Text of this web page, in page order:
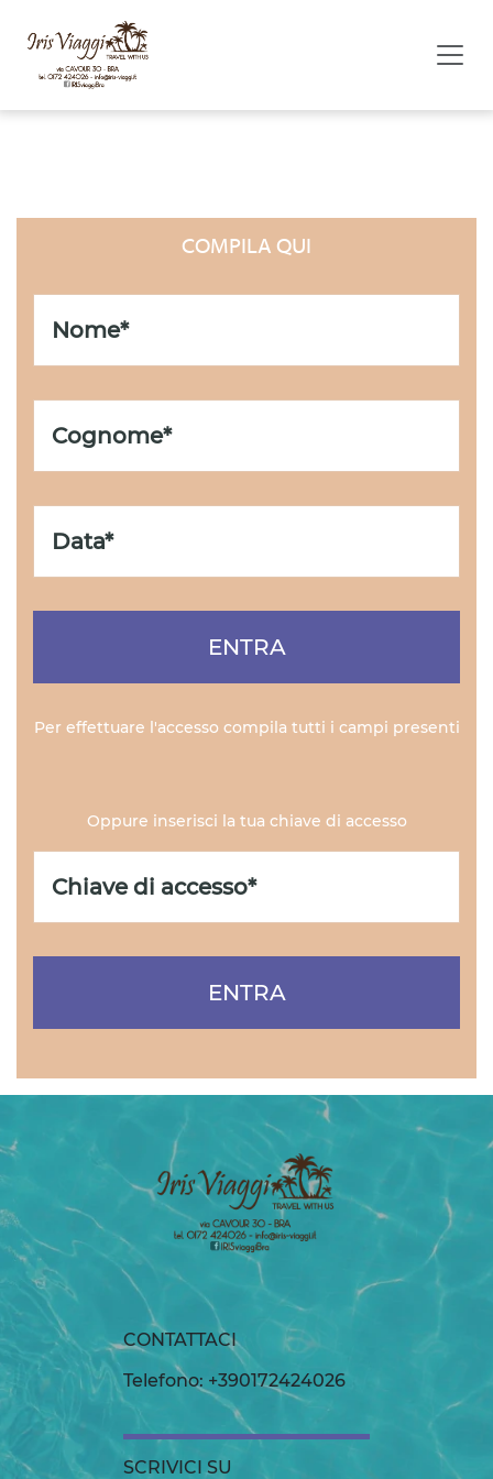
COMPILA QUI
ENTRA
Per effettuare l'accesso compila tutti i campi presenti
Oppure inserisci la tua chiave di accesso
ENTRA
CONTATTACI
Telefono: +390172424026
SCRIVICI SU